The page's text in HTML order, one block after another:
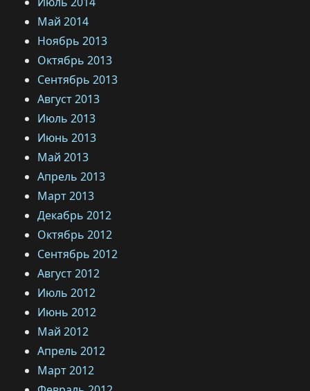
Май 2014
Ноябрь 2013
Октябрь 2013
Сентябрь 2013
Август 2013
Июль 2013
Июнь 2013
Май 2013
Апрель 2013
Март 2013
Декабрь 2012
Октябрь 2012
Сентябрь 2012
Август 2012
Июль 2012
Июнь 2012
Май 2012
Апрель 2012
Март 2012